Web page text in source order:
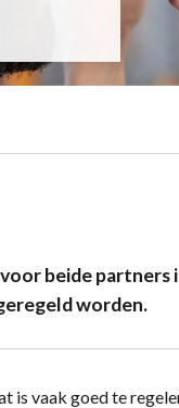
beide
worden.
is vaak goed te